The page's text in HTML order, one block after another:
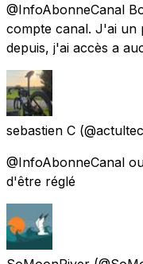
@InfoAbonneCanal
compte canal. J'ai un
depuis, j'ai accès a
sebastien C
@InfoAbonneCanal
d'être réglé